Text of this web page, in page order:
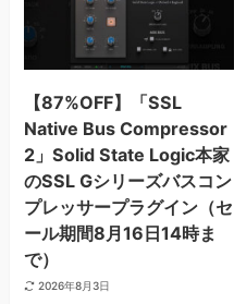
【87%OFF】「SSL
Native Bus Compressor
2」Solid State Logic本家
のSSL Gシリーズバスコン
プレッサープラグイン（セ
ール期間8月16日14時ま
で）
2026年8月3日